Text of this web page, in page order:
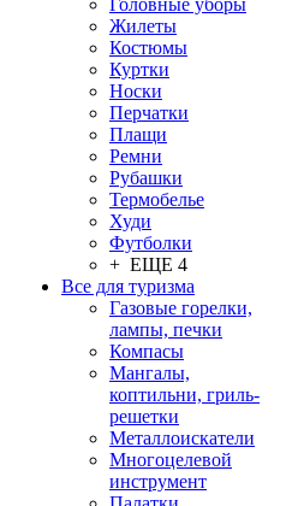
Головные уборы
Жилеты
Костюмы
Куртки
Носки
Перчатки
Плащи
Ремни
Рубашки
Термобелье
Худи
Футболки
+ ЕЩЕ 4
Все для туризма
Газовые горелки,
лампы, печки
Компасы
Мангалы,
коптильни, гриль-
решетки
Металлоискатели
Многоцелевой
инструмент